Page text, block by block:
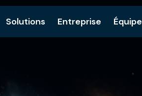
Solutions Entreprise Équipe